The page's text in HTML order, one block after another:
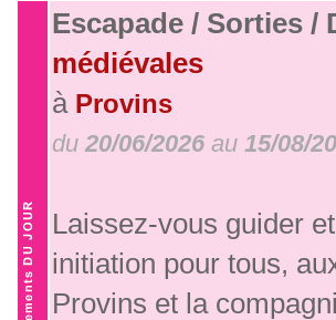
Escapade / Sorties /
médiévales
à Provins
du 20/06/2026 au 15/08/
Laissez-vous guider
initiation pour tous,
Provins et la